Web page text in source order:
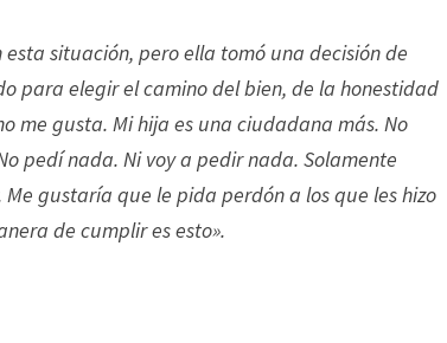
situación, pero ella tomó una decisión de
para elegir el camino del bien, de la honestidad
me gusta. Mi hija es una ciudadana más. No
pedí nada. Ni voy a pedir nada. Solamente
gustaría que le pida perdón a los que les hizo
de cumplir es esto».